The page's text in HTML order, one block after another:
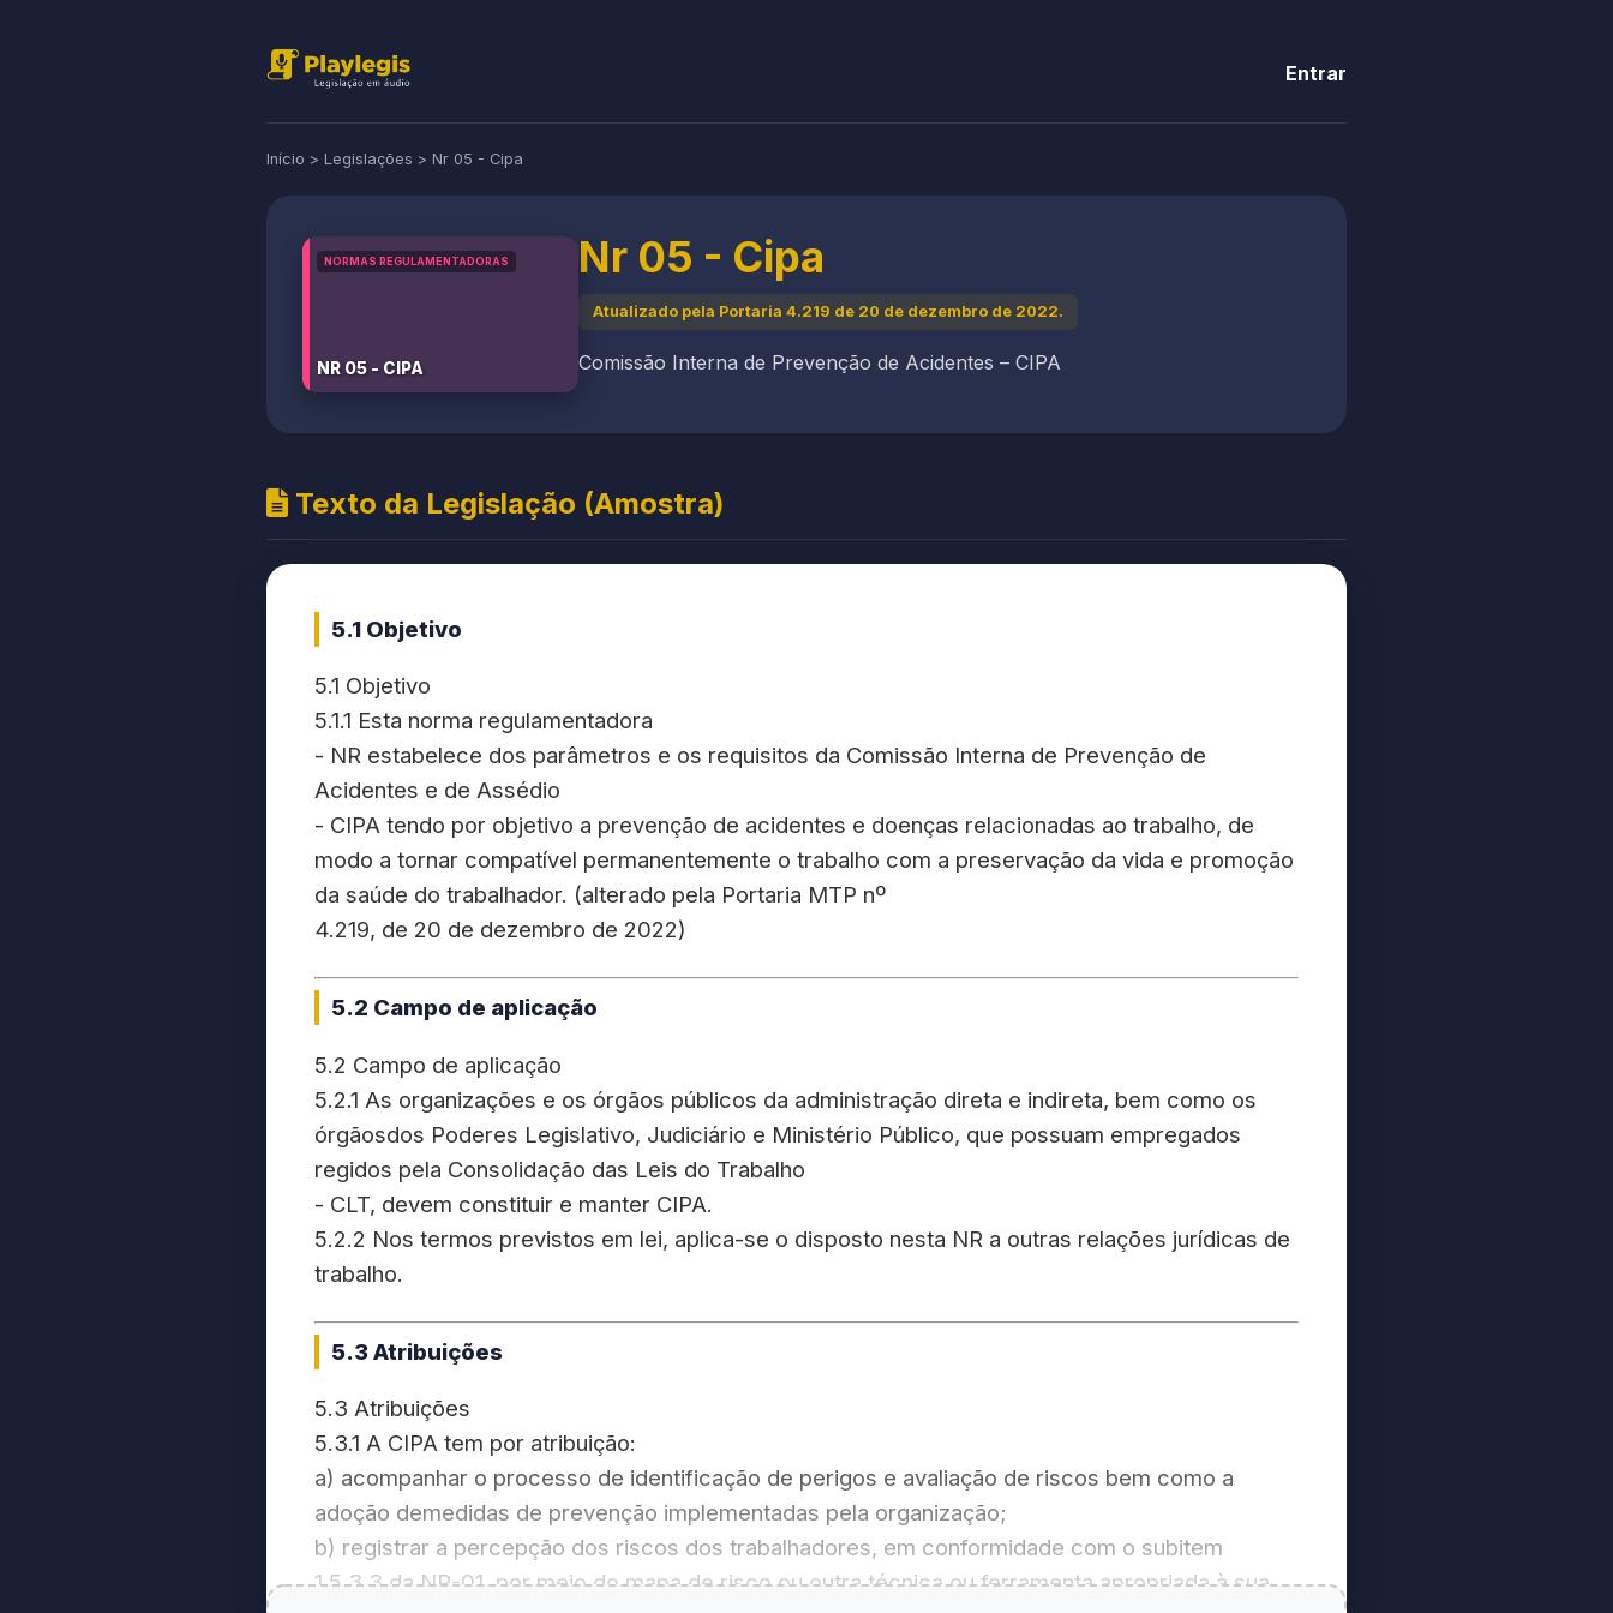
Entrar
Início > Legislações > Nr 05 - Cipa
NORMAS REGULAMENTADORAS
NR 05 - CIPA
Nr 05 - Cipa
Atualizado pela Portaria 4.219 de 20 de dezembro de 2022.
Comissão Interna de Prevenção de Acidentes – CIPA
Texto da Legislação (Amostra)
5.1 Objetivo
5.1 Objetivo
5.1.1 Esta norma regulamentadora
- NR estabelece dos parâmetros e os requisitos da Comissão Interna de Prevenção de
Acidentes e de Assédio
- CIPA tendo por objetivo a prevenção de acidentes e doenças relacionadas ao trabalho, de
modo a tornar compatível permanentemente o trabalho com a preservação da vida e promoção
da saúde do trabalhador. (alterado pela Portaria MTP nº
4.219, de 20 de dezembro de 2022)
5.2 Campo de aplicação
5.2 Campo de aplicação
5.2.1 As organizações e os órgãos públicos da administração direta e indireta, bem como os
órgãosdos Poderes Legislativo, Judiciário e Ministério Público, que possuam empregados
regidos pela Consolidação das Leis do Trabalho
- CLT, devem constituir e manter CIPA.
5.2.2 Nos termos previstos em lei, aplica-se o disposto nesta NR a outras relações jurídicas de
trabalho.
5.3 Atribuições
5.3 Atribuições
5.3.1 A CIPA tem por atribuição:
a) acompanhar o processo de identificação de perigos e avaliação de riscos bem como a
adoção demedidas de prevenção implementadas pela organização;
b) registrar a percepção dos riscos dos trabalhadores, em conformidade com o subitem
1.5.3.3 da NR-01, por meio do mapa de risco ou outra técnica ou ferramenta apropriada à sua